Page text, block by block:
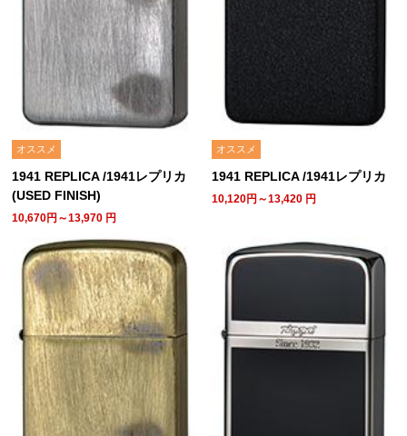
オススメ
1941 REPLICA /1941レプリカ
(USED FINISH)
10,670円～13,970 円
オススメ
1941 REPLICA /1941レプリカ
10,120円～13,420 円